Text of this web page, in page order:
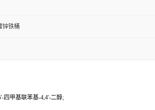
锌铁桶
四甲基联苯基-4,4'-二醇;